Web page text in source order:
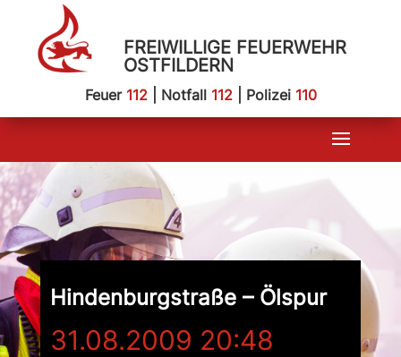
FREIWILLIGE FEUERWEHR
OSTFILDERN
Feuer 112| Notfall 112| Polizei 110
Hindenburgstraße – Ölspur
31.08.2009 20:48